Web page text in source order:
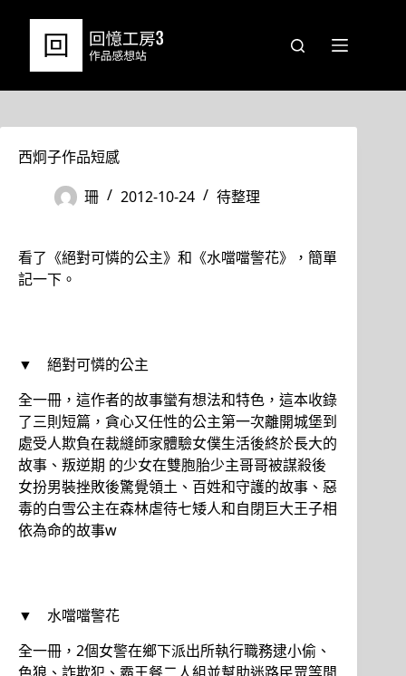
西炯子作品短感
珊
2012-10-24 待整理
看了《絕對可憐的公主》和《水噹噹警花》，簡單
記一下。
▼ 絕對可憐的公主
全一冊，這作者的故事蠻有想法和特色，這本收錄
了三則短篇，貪心又任性的公主第一次離開城堡到
處受人欺負在裁縫師家體驗女僕生活後終於長大的
故事、叛逆期 的少女在雙胞胎少主哥哥被謀殺後
女扮男裝挫敗後驚覺領土、百姓和守護的故事、惡
毒的白雪公主在森林虐待七矮人和自閉巨大王子相
依為命的故事w
▼ 水噹噹警花
全一冊，2個女警在鄉下派出所執行職務逮小偷、